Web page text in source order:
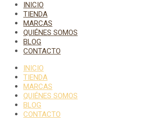
INICIO
TIENDA
MARCAS
QUIÉNES SOMOS
BLOG
CONTACTO
INICIO
TIENDA
MARCAS
QUIÉNES SOMOS
BLOG
CONTACTO